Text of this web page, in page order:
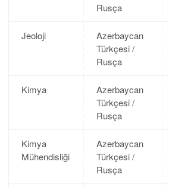
Rusça
Jeoloji
Azerbaycan
Türkçesi /
Rusça
Kimya
Azerbaycan
Türkçesi /
Rusça
Kimya
Mühendisliği
Azerbaycan
Türkçesi /
Rusça